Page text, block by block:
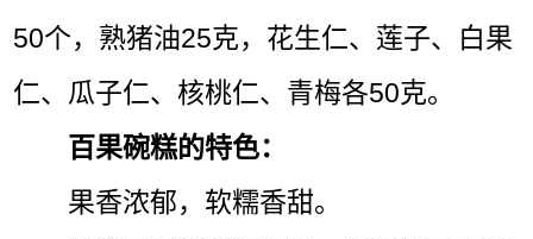
50个，熟猪油25克，花生仁、莲子、白果
仁、瓜子仁、核桃仁、青梅各50克。
百果碗糕的特色：
果香浓郁，软糯香甜。